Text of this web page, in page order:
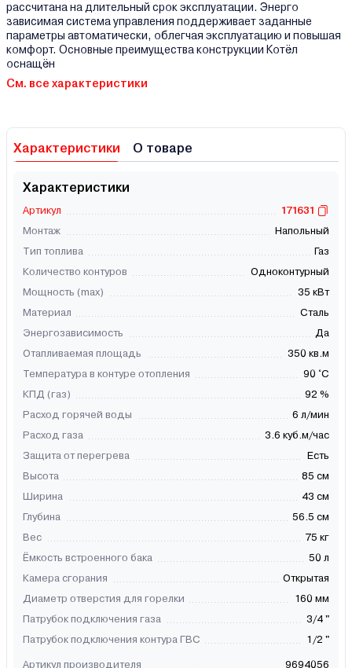
рассчитана на длительный срок эксплуатации. Энерго
зависимая система управления поддерживает заданные
параметры автоматически, облегчая эксплуатацию и повышая
комфорт. Основные преимущества конструкции Котёл
оснащён
См. все характеристики
Характеристики О товаре
Характеристики
Артикул
171631
Монтаж
Напольный
Тип топлива
Газ
Количество контуров
Одноконтурный
Мощность (max)
35 кВт
Материал
Сталь
Энергозависимость
Да
Отапливаемая площадь
350 кв.м
Температура в контуре отопления
90 °C
КПД (газ)
92 %
Расход горячей воды
6 л/мин
Расход газа
3.6 куб.м/час
Защита от перегрева
Есть
Высота
85 см
Ширина
43 см
Глубина
56.5 см
Вес
75 кг
Ёмкость встроенного бака
50 л
Камера сгорания
Открытая
Диаметр отверстия для горелки
160 мм
Патрубок подключения газа
3/4 "
Патрубок подключения контура ГВС
1/2 "
Артикул производителя 9694056